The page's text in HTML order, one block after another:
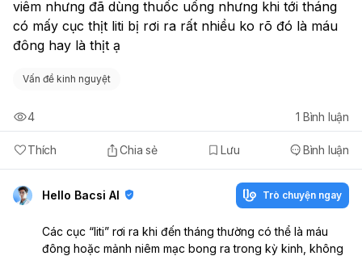
viêm nhưng đã dùng thuốc uống nhưng khi tới tháng
có mấy cục thịt liti bị rơi ra rất nhiều ko rõ đó là máu
đông hay là thịt ạ
Vấn đề kinh nguyệt
Thích Chia sẻ Lưu Bình luận
4 1 Bình luận
Hello Bacsi AI Trò chuyện ngay
Các cục “liti” rơi ra khi đến tháng thường có thể là máu
đông hoặc mảnh niêm mạc bong ra trong kỳ kinh, không